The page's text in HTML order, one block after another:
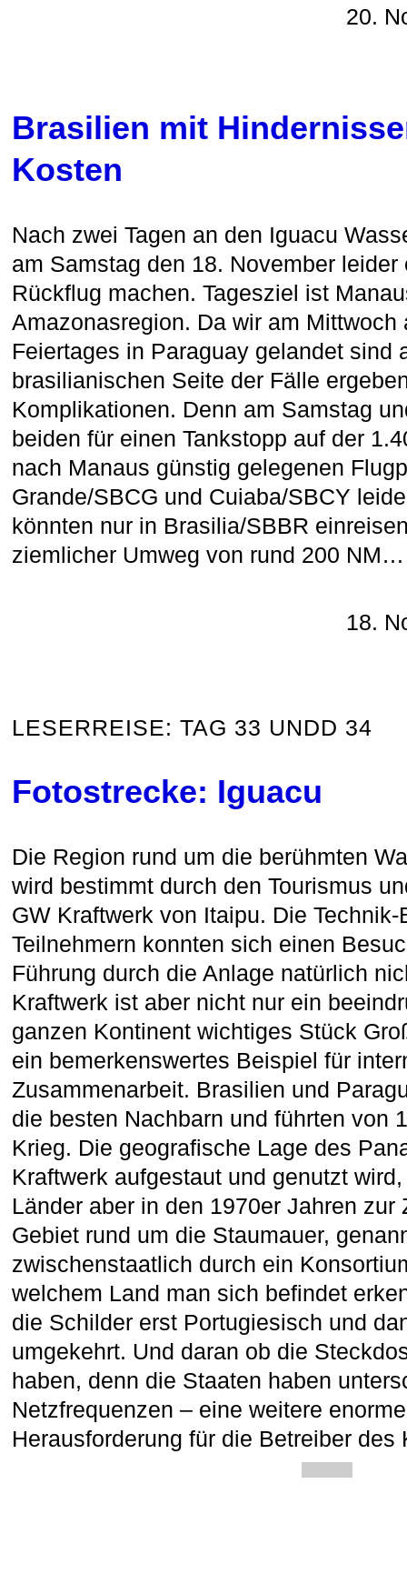
20.
Brasilien mit
Kosten
Nach zwei Tagen an den Iguacu
am Samstag den 18. November
Rückflug machen. Tagesziel ist
Amazonasregion. Da wir am
Feiertages in Paraguay gelandet sind
brasilianischen Seite der Fälle
Komplikationen. Denn am Samstag
beiden für einen Tankstopp auf der
nach Manaus günstig gelegenen
Grande/SBCG und Cuiaba/SBCY
könnten nur in Brasilia/SBBR
ziemlicher Umweg von rund 200
18.
LESERREISE: TAG 33 UNDD 34
Fotostrecke: Iguacu
Die Region rund um die berühmten
wird bestimmt durch den Tourismus
GW Kraftwerk von Itaipu. Die
Teilnehmern konnten sich einen
Führung durch die Anlage natürlich
Kraftwerk ist aber nicht nur ein
ganzen Kontinent wichtiges Stück
ein bemerkenswertes Beispiel für
Zusammenarbeit. Brasilien und
die besten Nachbarn und führten von
Krieg. Die geografische Lage des
Kraftwerk aufgestaut und genutzt
Länder aber in den 1970er Jahren zur
Gebiet rund um die Staumauer,
zwischenstaatlich durch ein
welchem Land man sich befindet
die Schilder erst Portugiesisch und
umgekehrt. Und daran ob die
haben, denn die Staaten haben
Netzfrequenzen – eine weitere
Herausforderung für die Betreiber